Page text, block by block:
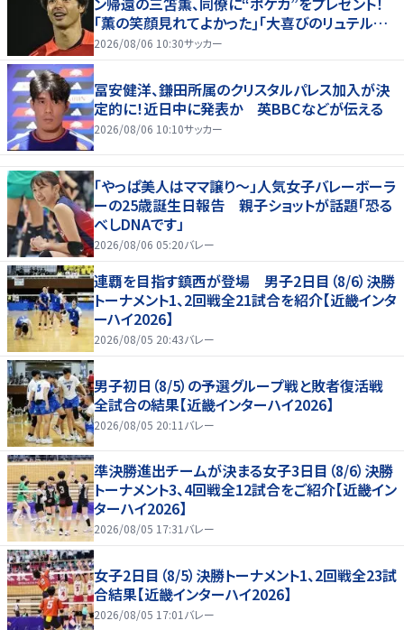
｢薫の笑顔見れてよかった｣｢大喜びのリュテル可
愛すぎ｣
2026/08/06 10:30サッカー
冨安健洋、鎌田所属のクリスタルパレス加入が決
定的に！近日中に発表か 英BBCなどが伝える
2026/08/06 10:10サッカー
「やっぱ美人はママ譲り～」人気女子バレーボーラ
ーの25歳誕生日報告 親子ショットが話題「恐る
べしDNAです」
2026/08/06 05:20バレー
連覇を目指す鎮西が登場 男子2日目（8/6）決勝
トーナメント1、2回戦全21試合を紹介【近畿インタ
ーハイ2026】
2026/08/05 20:43バレー
男子初日（8/5）の予選グループ戦と敗者復活戦
全試合の結果【近畿インターハイ2026】
2026/08/05 20:11 バレー
準決勝進出チームが決まる女子3日目（8/6）決勝
トーナメント3、4回戦全12試合をご紹介【近畿イン
ターハイ2026】
2026/08/05 17:31 バレー
女子2日目（8/5）決勝トーナメント1、2回戦全23試
合結果【近畿インターハイ2026】
2026/08/05 17:01 バレー